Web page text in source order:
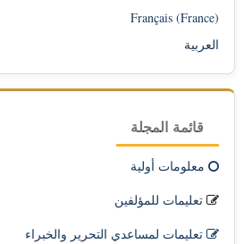
Français (France)
العربية
قائمة المجلة
معلومات أولية
تعليمات للمؤلفين
تعليمات لمساعدي التحرير والخبراء